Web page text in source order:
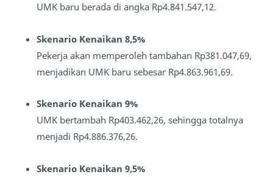
UMK baru berada di angka Rp4.841.547,12.
Skenario Kenaikan 8,5%
Pekerja akan memperoleh tambahan Rp381.047,69,
menjadikan UMK baru sebesar Rp4.863.961,69.
Skenario Kenaikan 9%
UMK bertambah Rp403.462,26, sehingga totalnya
menjadi Rp4.886.376,26.
Skenario Kenaikan 9,5%